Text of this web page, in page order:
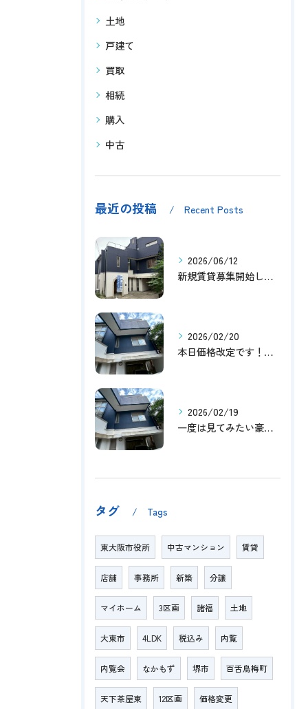
土地
戸建て
買取
相続
購入
中古
最近の投稿 Recent Posts
2026/06/12
新規賃貸募集開始しました！
2026/02/20
本日価格改定です！！このチャンスお見逃しなく！！！
2026/02/19
一度は見てみたい豪邸！！内覧受付中です～☆
タグ Tags
東大阪市役所 中古マンション 賃貸
店舗 事務所 新築 分譲
マイホーム 3区画 諸福 土地
大東市 4LDK 税込み 内覧
内覧会 なかもず 堺市 百舌鳥梅町
天下茶屋東 12区画 価格変更